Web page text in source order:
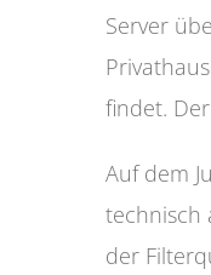
Server
findet.
Auf dem
technisch
der